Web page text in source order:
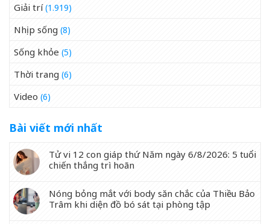
Giải trí(1.919)
Nhịp sống (8)
Sống khỏe (5)
Thời trang (6)
Video (6)
Bài viết mới nhất
Tử vi 12 con giáp thứ Năm ngày 6/8/2026: 5 tuổi
chiến thắng trì hoãn
Nóng bỏng mắt với body săn chắc của Thiều Bảo
Trâm khi diện đồ bó sát tại phòng tập